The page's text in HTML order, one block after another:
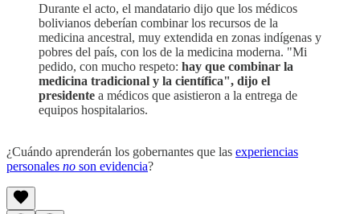
Durante el acto, el mandatario dijo que los médicos
bolivianos deberían combinar los recursos de la
medicina ancestral, muy extendida en zonas indígenas y
pobres del país, con los de la medicina moderna. "Mi
pedido, con mucho respeto: hay que combinar la
medicina tradicional y la científica", dijo el
presidente a médicos que asistieron a la entrega de
equipos hospitalarios.
¿Cuándo aprenderán los gobernantes que las experiencias
personales no son evidencia?